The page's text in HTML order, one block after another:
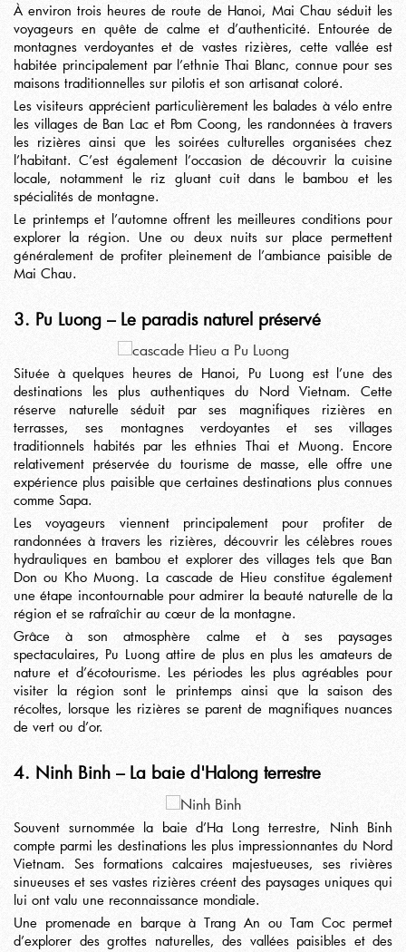
À environ trois heures de route de Hanoi, Mai Chau séduit les
voyageurs en quête de calme et d’authenticité. Entourée de
montagnes verdoyantes et de vastes rizières, cette vallée est
habitée principalement par l’ethnie Thai Blanc, connue pour ses
maisons traditionnelles sur pilotis et son artisanat coloré.
Les visiteurs apprécient particulièrement les balades à vélo entre
les villages de Ban Lac et Pom Coong, les randonnées à travers
les rizières ainsi que les soirées culturelles organisées chez
l’habitant. C’est également l’occasion de découvrir la cuisine
locale, notamment le riz gluant cuit dans le bambou et les
spécialités de montagne.
Le printemps et l’automne offrent les meilleures conditions pour
explorer la région. Une ou deux nuits sur place permettent
généralement de profiter pleinement de l’ambiance paisible de
Mai Chau.
3. Pu Luong – Le paradis naturel préservé
Située à quelques heures de Hanoi, Pu Luong est l’une des
destinations les plus authentiques du Nord Vietnam. Cette
réserve naturelle séduit par ses magnifiques rizières en
terrasses, ses montagnes verdoyantes et ses villages
traditionnels habités par les ethnies Thai et Muong. Encore
relativement préservée du tourisme de masse, elle offre une
expérience plus paisible que certaines destinations plus connues
comme Sapa.
Les voyageurs viennent principalement pour profiter de
randonnées à travers les rizières, découvrir les célèbres roues
hydrauliques en bambou et explorer des villages tels que Ban
Don ou Kho Muong. La cascade de Hieu constitue également
une étape incontournable pour admirer la beauté naturelle de la
région et se rafraîchir au cœur de la montagne.
Grâce à son atmosphère calme et à ses paysages
spectaculaires, Pu Luong attire de plus en plus les amateurs de
nature et d’écotourisme. Les périodes les plus agréables pour
visiter la région sont le printemps ainsi que la saison des
récoltes, lorsque les rizières se parent de magnifiques nuances
de vert ou d’or.
4. Ninh Binh – La baie d'Halong terrestre
Souvent surnommée la baie d’Ha Long terrestre, Ninh Binh
compte parmi les destinations les plus impressionnantes du Nord
Vietnam. Ses formations calcaires majestueuses, ses rivières
sinueuses et ses vastes rizières créent des paysages uniques qui
lui ont valu une reconnaissance mondiale.
Une promenade en barque à Trang An ou Tam Coc permet
d’explorer des grottes naturelles, des vallées paisibles et des